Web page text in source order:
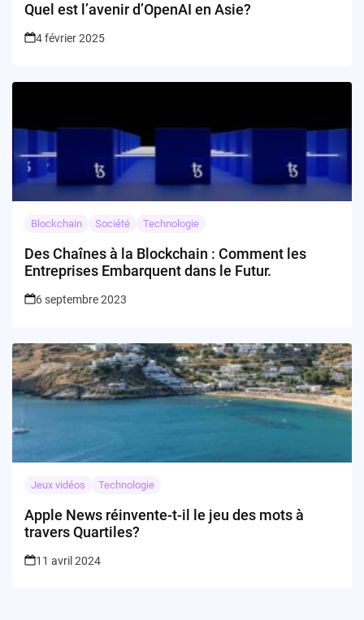
Quel est l’avenir d’OpenAI en Asie?
4 février 2025
Blockchain Société Technologie
Des Chaînes à la Blockchain : Comment les
Entreprises Embarquent dans le Futur.
6 septembre 2023
Jeux vidéos Technologie
Apple News réinvente-t-il le jeu des mots à
travers Quartiles?
11 avril 2024